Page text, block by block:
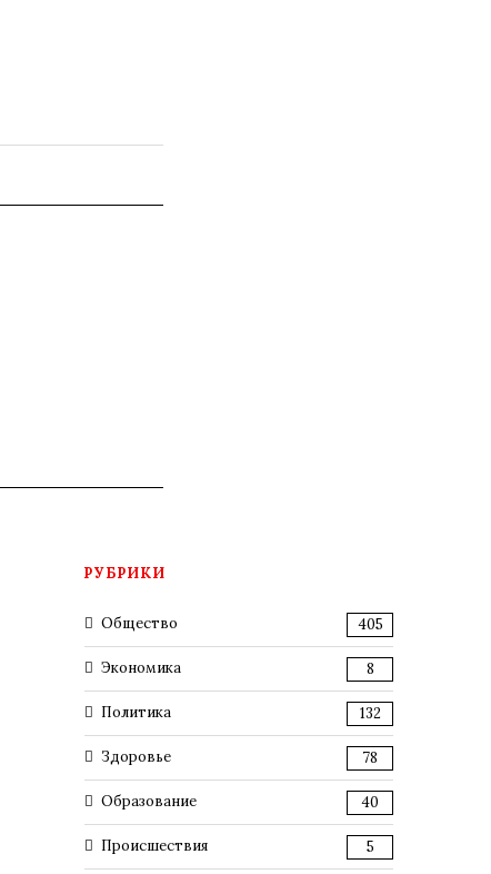
РУБРИКИ
Общество 405
Экономика 8
Политика 132
Здоровье 78
Образование 40
Происшествия 5